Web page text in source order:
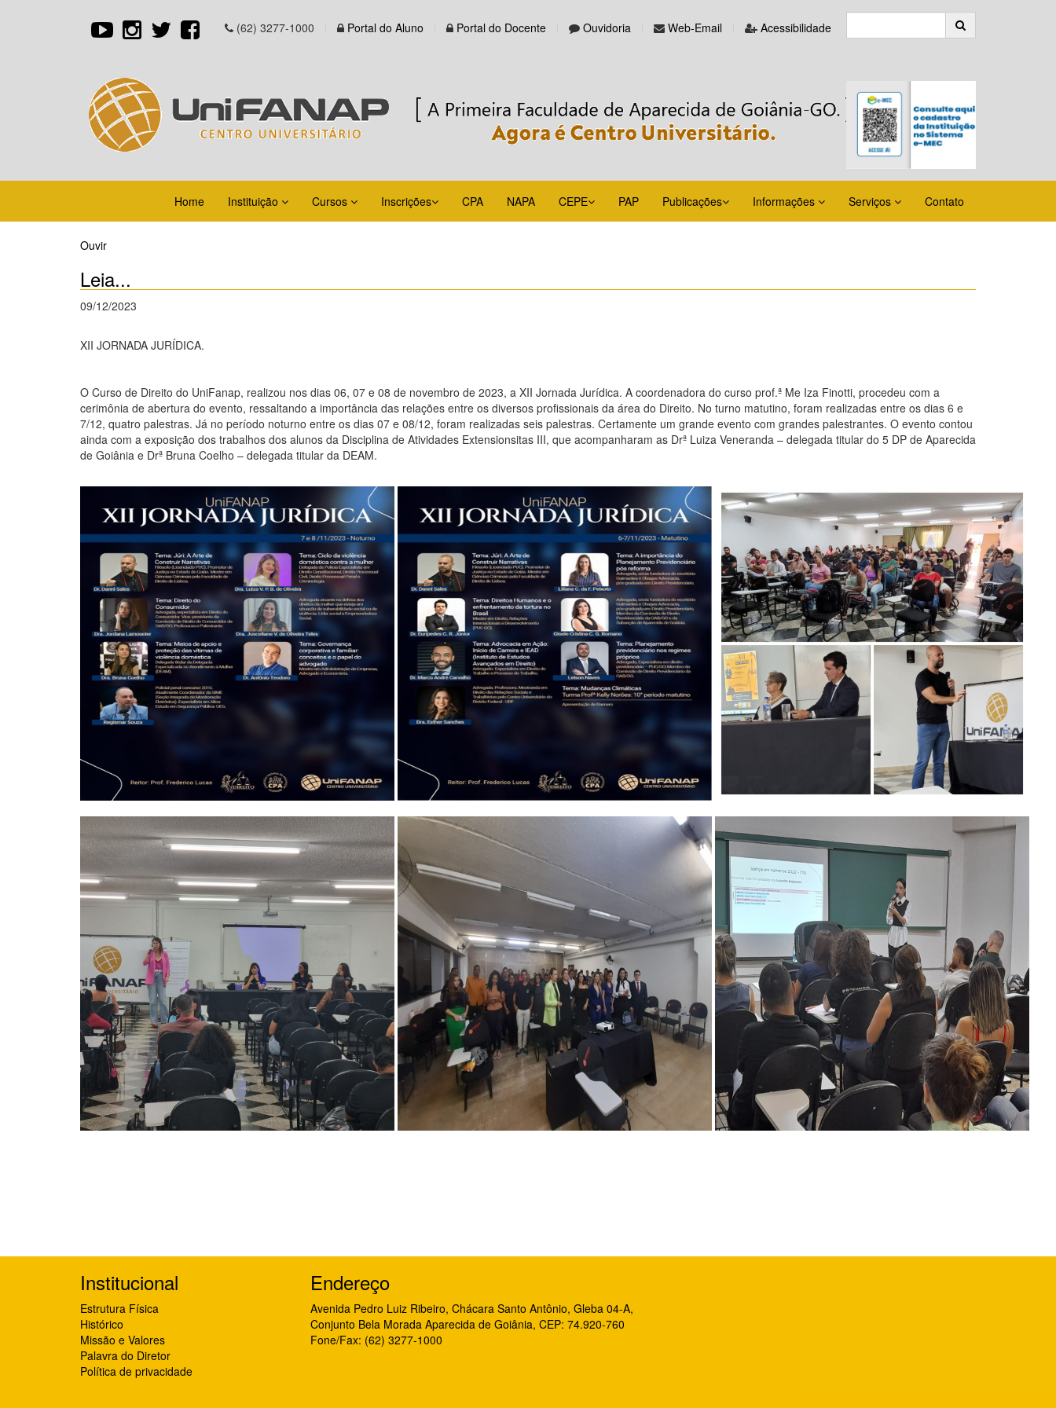
(62) 3277-1000 Portal do Aluno Portal do Docente Ouvidoria Web-Email Acessibilidade
Home Instituição Cursos Inscrições CPA NAPA CEPE PAP Publicações Informações Serviços Contato
Ouvir
Leia...
09/12/2023
XII JORNADA JURÍDICA.
O Curso de Direito do UniFanap, realizou nos dias 06, 07 e 08 de novembro de 2023, a XII Jornada Jurídica. A coordenadora do curso prof.ª Me Iza Finotti, procedeu com a
cerimônia de abertura do evento, ressaltando a importância das relações entre os diversos profissionais da área do Direito. No turno matutino, foram realizadas entre os dias 6 e
7/12, quatro palestras. Já no período noturno entre os dias 07 e 08/12, foram realizadas seis palestras. Certamente um grande evento com grandes palestrantes. O evento contou
ainda com a exposição dos trabalhos dos alunos da Disciplina de Atividades Extensionsitas III, que acompanharam as Drª Luiza Veneranda – delegada titular do 5 DP de Aparecida
de Goiânia e Drª Bruna Coelho – delegada titular da DEAM.
Institucional
Estrutura Física
Histórico
Missão e Valores
Palavra do Diretor
Política de privacidade
Endereço
Avenida Pedro Luiz Ribeiro, Chácara Santo Antônio, Gleba 04-A,
Conjunto Bela Morada Aparecida de Goiânia, CEP: 74.920-760
Fone/Fax: (62) 3277-1000